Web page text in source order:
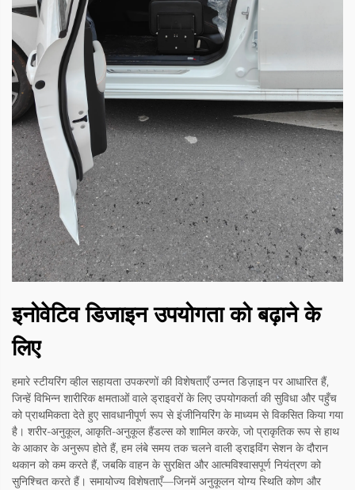
इनोवेटिव डिजाइन उपयोगता को बढ़ाने के
लिए
हमारे स्टीयरिंग व्हील सहायता उपकरणों की विशेषताएँ उन्नत डिज़ाइन पर आधारित हैं,
जिन्हें विभिन्न शारीरिक क्षमताओं वाले ड्राइवरों के लिए उपयोगकर्ता की सुविधा और पहुँच
को प्राथमिकता देते हुए सावधानीपूर्ण रूप से इंजीनियरिंग के माध्यम से विकसित किया गया
है। शरीर-अनुकूल, आकृति-अनुकूल हैंडल्स को शामिल करके, जो प्राकृतिक रूप से हाथ
के आकार के अनुरूप होते हैं, हम लंबे समय तक चलने वाली ड्राइविंग सेशन के दौरान
थकान को कम करते हैं, जबकि वाहन के सुरक्षित और आत्मविश्वासपूर्ण नियंत्रण को
सुनिश्चित करते हैं। समायोज्य विशेषताएँ—जिनमें अनुकूलन योग्य स्थिति कोण और